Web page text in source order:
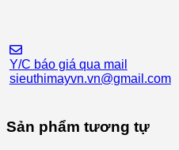
Y/C báo giá qua mail
sieuthimayvn.vn@gmail.com
Sản phẩm tương tự